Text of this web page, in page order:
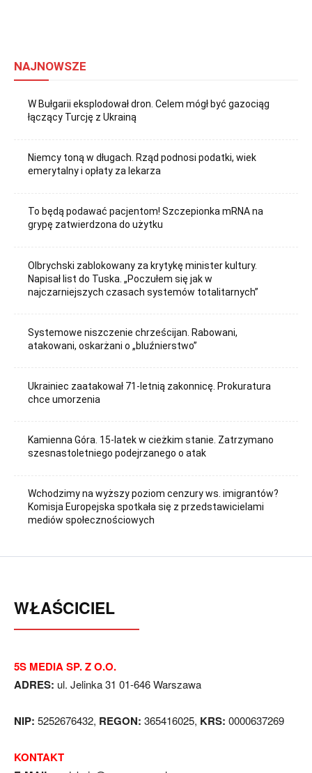
NAJNOWSZE
W Bułgarii eksplodował dron. Celem mógł być gazociąg
łączący Turcję z Ukrainą
Niemcy toną w długach. Rząd podnosi podatki, wiek
emerytalny i opłaty za lekarza
To będą podawać pacjentom! Szczepionka mRNA na
grypę zatwierdzona do użytku
Olbrychski zablokowany za krytykę minister kultury.
Napisał list do Tuska. „Poczułem się jak w
najczarniejszych czasach systemów totalitarnych”
Systemowe niszczenie chrześcijan. Rabowani,
atakowani, oskarżani o „bluźnierstwo”
Ukrainiec zaatakował 71-letnią zakonnicę. Prokuratura
chce umorzenia
Kamienna Góra. 15-latek w cieżkim stanie. Zatrzymano
szesnastoletniego podejrzanego o atak
Wchodzimy na wyższy poziom cenzury ws. imigrantów?
Komisja Europejska spotkała się z przedstawicielami
mediów społecznościowych
WŁAŚCICIEL
5S MEDIA SP. Z O.O.
ADRES: ul. Jelinka 31 01-646 Warszawa
NIP: 5252676432, REGON: 365416025, KRS: 0000637269
KONTAKT